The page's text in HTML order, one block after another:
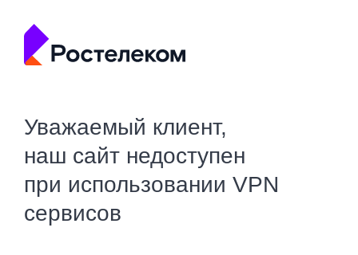
Уважаемый клиент,
наш сайт недоступен
при использовании VPN
сервисов